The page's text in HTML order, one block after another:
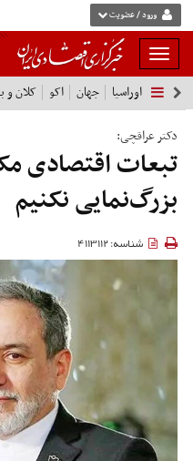
ورود / عضویت
بار
و
بسته
نمودن
فهرست
اوراسیا جهان اکو کلان و
دکتر عراقچی:
تبعات اقتصادی
بزرگ‌نمایی نکنیم
شناسه: 4113112